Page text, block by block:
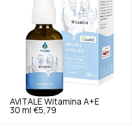
AVITALE Witamina A+E
30 ml €5,79